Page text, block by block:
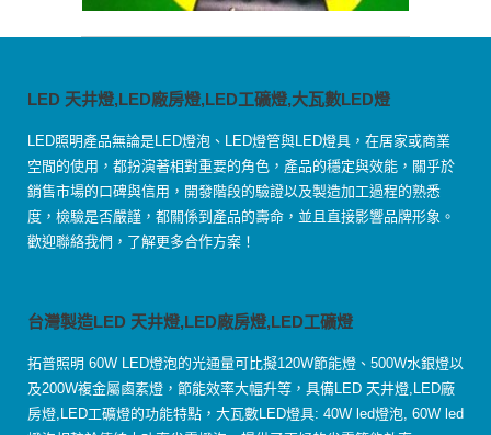
LED 天井燈,LED廠房燈,LED工礦燈,大瓦數LED燈
LED照明產品無論是LED燈泡、LED燈管與LED燈具，在居家或商業
空間的使用，都扮演著相對重要的角色，產品的穩定與效能，關乎於
銷售市場的口碑與信用，開發階段的驗證以及製造加工過程的熟悉
度，檢驗是否嚴謹，都關係到產品的壽命，並且直接影響品牌形象。
歡迎聯絡我們，了解更多合作方案！
台灣製造LED 天井燈,LED廠房燈,LED工礦燈
拓普照明 60W LED燈泡的光通量可比擬120W節能燈、500W水銀燈以
及200W複金屬鹵素燈，節能效率大幅升等，具備LED 天井燈,LED廠
房燈,LED工礦燈的功能特點，大瓦數LED燈具: 40W led燈泡, 60W led